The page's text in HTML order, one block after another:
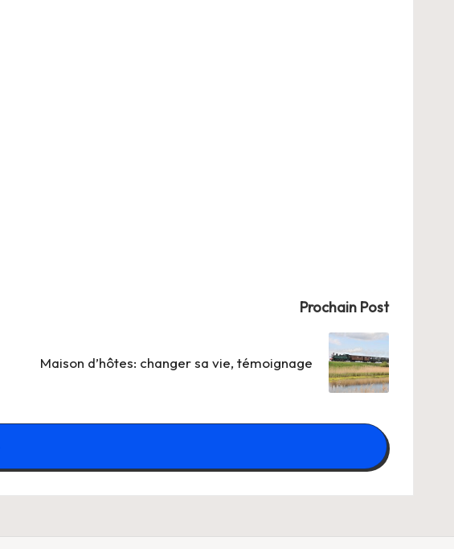
Prochain Post
Maison d’hôtes: changer sa vie, témoignage